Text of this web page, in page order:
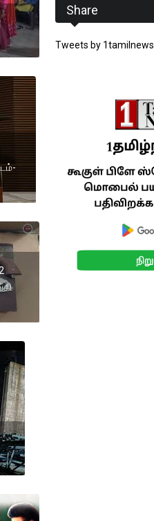
Share
Tweets by 1tamilnews